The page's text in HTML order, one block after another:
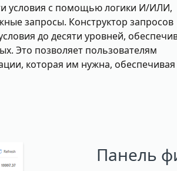
условия с помощью логики И/ИЛИ,
запросы. Конструктор запросов
до десяти уровней,
Это позволяет пользователям
которая им нужна, обеспечивая
Панель